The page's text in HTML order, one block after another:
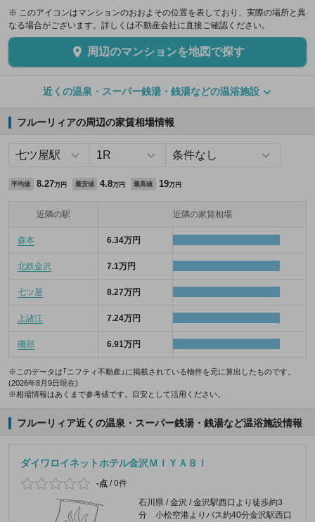
※ このアイコンはマンションのおおよその位置を表しており、実際の場所と異
なる場合がございます。詳しくは不動産会社に直接ご確認ください。
周辺のマンションを地図で探す
近くの温泉・スーパー銭湯・銭湯などの温浴施設
フルーリィアの周辺の家賃相場情報
平均値 8.27万円 最安値 4.8万円 最高値 19万円
近隣の駅 近隣の家賃相場
森本 6.34万円
北鉄金沢 7.1万円
七ツ屋 8.27万円
上諸江 7.24万円
磯部 6.91万円
※このデータは「ニフティ不動産」に掲載されている物件を元に算出したものです。
(2026年8月9日現在)
※相場情報はあくまで参考値です。目安として活用ください。
フルーリィア近くの温泉・スーパー銭湯・銭湯など温浴施設情報
ダイワロイネットホテル金沢ＭＩＹＡＢＩ
-点 /0件
石川県 / 金沢 / 金沢駅西口より徒歩約3
分 小松空港よりバス約40分金沢駅西口